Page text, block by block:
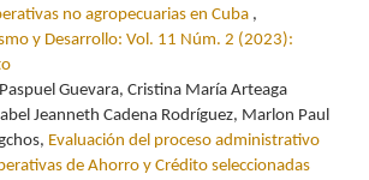
no agropecuarias en Cuba ,
y Desarrollo: Vol. 11 Núm. 2 (2023):
Guevara, Cristina María Arteaga
Jeanneth Cadena Rodríguez, Marlon Paul
Evaluación del proceso administrativo
de Ahorro y Crédito seleccionadas